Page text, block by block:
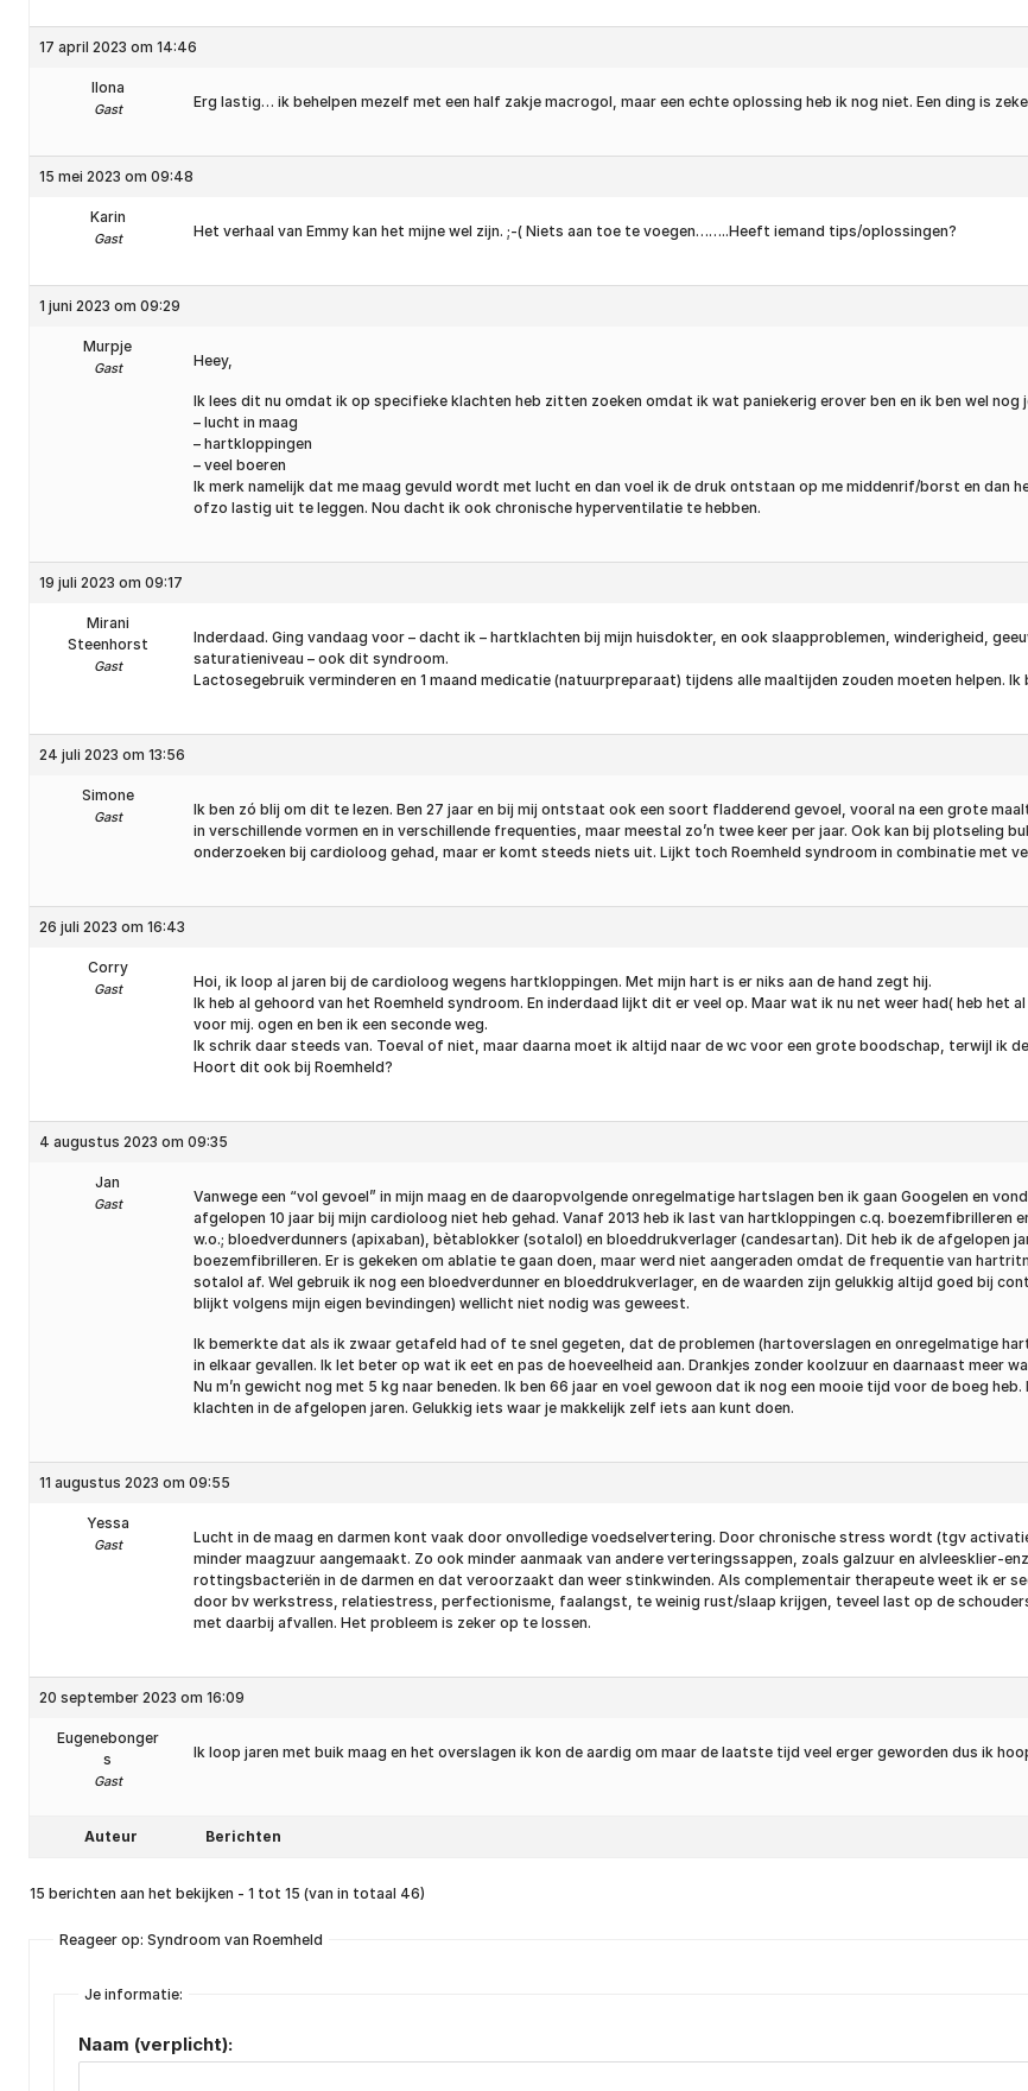
17 april 2023 om 14:46
Ilona
Gast Erg lastig… ik behelpen mezelf met een half zakje macrogol, maar een echte oplossing heb ik nog niet. Een ding is
15 mei 2023 om 09:48
Karin
Gast Het verhaal van Emmy kan het mijne wel zijn. ;-( Niets aan toe te voegen……..Heeft iemand tips/oplossingen?
1 juni 2023 om 09:29
Murpje
Gast Heey,
Ik lees dit nu omdat ik op specifieke klachten heb zitten zoeken omdat ik wat paniekerig erover ben en ik ben wel
– lucht in maag
– hartkloppingen
– veel boeren
Ik merk namelijk dat me maag gevuld wordt met lucht en dan voel ik de druk ontstaan op me middenrif/borst en
ofzo lastig uit te leggen. Nou dacht ik ook chronische hyperventilatie te hebben.
19 juli 2023 om 09:17
Mirani
Steenhorst
Gast
Inderdaad. Ging vandaag voor – dacht ik – hartklachten bij mijn huisdokter, en ook slaapproblemen, winderigheid,
saturatieniveau – ook dit syndroom.
Lactosegebruik verminderen en 1 maand medicatie (natuurpreparaat) tijdens alle maaltijden zouden moeten helpen.
24 juli 2023 om 13:56
Simone
Gast
Ik ben zó blij om dit te lezen. Ben 27 jaar en bij mij ontstaat ook een soort fladderend gevoel, vooral na een grote
in verschillende vormen en in verschillende frequenties, maar meestal zo’n twee keer per jaar. Ook kan bij plotseling
onderzoeken bij cardioloog gehad, maar er komt steeds niets uit. Lijkt toch Roemheld syndroom in combinatie met
26 juli 2023 om 16:43
Corry
Gast
Hoi, ik loop al jaren bij de cardioloog wegens hartkloppingen. Met mijn hart is er niks aan de hand zegt hij.
Ik heb al gehoord van het Roemheld syndroom. En inderdaad lijkt dit er veel op. Maar wat ik nu net weer had( heb
voor mij. ogen en ben ik een seconde weg.
Ik schrik daar steeds van. Toeval of niet, maar daarna moet ik altijd naar de wc voor een grote boodschap, terwijl ik
Hoort dit ook bij Roemheld?
4 augustus 2023 om 09:35
Jan
Gast
Vanwege een “vol gevoel” in mijn maag en de daaropvolgende onregelmatige hartslagen ben ik gaan Googelen en
afgelopen 10 jaar bij mijn cardioloog niet heb gehad. Vanaf 2013 heb ik last van hartkloppingen c.q.
w.o.; bloedverdunners (apixaban), bètablokker (sotalol) en bloeddrukverlager (candesartan). Dit heb ik de afgelopen
boezemfibrilleren. Er is gekeken om ablatie te gaan doen, maar werd niet aangeraden omdat de frequentie van
sotalol af. Wel gebruik ik nog een bloedverdunner en bloeddrukverlager, en de waarden zijn gelukkig altijd goed bij
blijkt volgens mijn eigen bevindingen) wellicht niet nodig was geweest.
Ik bemerkte dat als ik zwaar getafeld had of te snel gegeten, dat de problemen (hartoverslagen en onregelmatige
in elkaar gevallen. Ik let beter op wat ik eet en pas de hoeveelheid aan. Drankjes zonder koolzuur en daarnaast meer
Nu m’n gewicht nog met 5 kg naar beneden. Ik ben 66 jaar en voel gewoon dat ik nog een mooie tijd voor de boeg
klachten in de afgelopen jaren. Gelukkig iets waar je makkelijk zelf iets aan kunt doen.
11 augustus 2023 om 09:55
Yessa
Gast
Lucht in de maag en darmen kont vaak door onvolledige voedselvertering. Door chronische stress wordt (tgv
minder maagzuur aangemaakt. Zo ook minder aanmaak van andere verteringssappen, zoals galzuur en alvleesklier-
rottingsbacteriën in de darmen en dat veroorzaakt dan weer stinkwinden. Als complementair therapeute weet ik er
door bv werkstress, relatiestress, perfectionisme, faalangst, te weinig rust/slaap krijgen, teveel last op de
met daarbij afvallen. Het probleem is zeker op te lossen.
20 september 2023 om 16:09
Eugenebonger
s
Gast
Ik loop jaren met buik maag en het overslagen ik kon de aardig om maar de laatste tijd veel erger geworden dus ik
Auteur Berichten
15 berichten aan het bekijken - 1 tot 15 (van in totaal 46)
Reageer op: Syndroom van Roemheld
Je informatie:
Naam (verplicht):